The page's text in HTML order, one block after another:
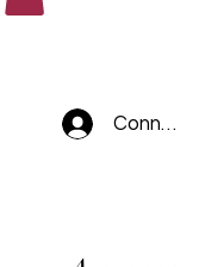
Connexion